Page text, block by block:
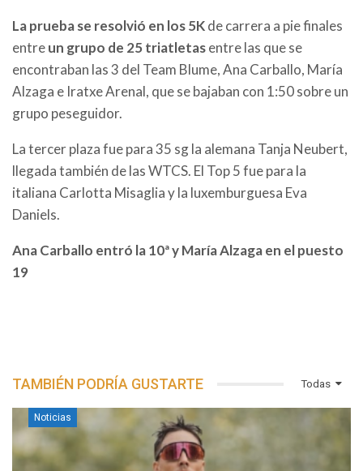
La prueba se resolvió en los 5Kde carrera a pie finales
entreun grupo de 25 triatletasentre las que se
encontraban las 3 del Team Blume, Ana Carballo, María
Alzaga e Iratxe Arenal, que se bajaban con 1:50 sobre un
grupo peseguidor.
La tercer plaza fue para 35 sg la alemana Tanja Neubert,
llegada también de las WTCS. El Top 5 fue para la
italiana Carlotta Misaglia y la luxemburguesa Eva
Daniels.
Ana Carballo entró la 10ª y María Alzaga en el puesto
19
Todas
TAMBIÉN PODRÍA GUSTARTE
Noticias